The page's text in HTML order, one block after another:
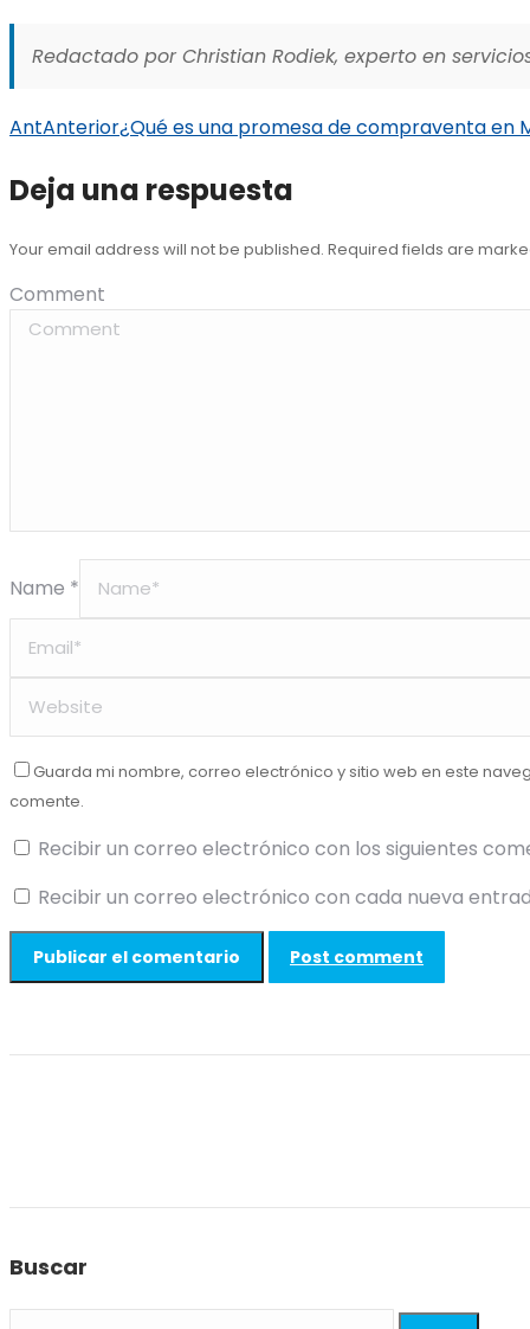
Redactado por Christian Rodiek, experto en
AntAnterior¿Qué es una promesa de compraventa en
Deja una respuesta
Your email address will not be published. Required fields are
Comment
Name *
Guarda mi nombre, correo electrónico y sitio web en este
comente.
Recibir un correo electrónico con los siguientes
Recibir un correo electrónico con cada nueva
Post comment
Buscar